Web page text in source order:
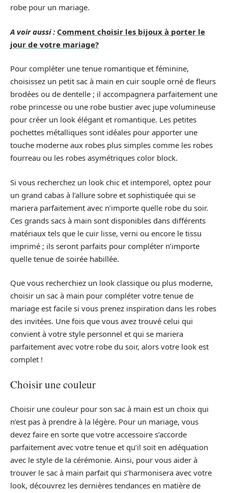
robe pour un mariage.
A voir aussi : Comment choisir les bijoux à porter le
jour de votre mariage?
Pour compléter une tenue romantique et féminine,
choisissez un petit sac à main en cuir souple orné de fleurs
brodées ou de dentelle ; il accompagnera parfaitement une
robe princesse ou une robe bustier avec jupe volumineuse
pour créer un look élégant et romantique. Les petites
pochettes métalliques sont idéales pour apporter une
touche moderne aux robes plus simples comme les robes
fourreau ou les robes asymétriques color block.
Si vous recherchez un look chic et intemporel, optez pour
un grand cabas à l’allure sobre et sophistiquée qui se
mariera parfaitement avec n’importe quelle robe du soir.
Ces grands sacs à main sont disponibles dans différents
matériaux tels que le cuir lisse, verni ou encore le tissu
imprimé ; ils seront parfaits pour compléter n’importe
quelle tenue de soirée habillée.
Que vous recherchiez un look classique ou plus moderne,
choisir un sac à main pour compléter votre tenue de
mariage est facile si vous prenez inspiration dans les robes
des invitées. Une fois que vous avez trouvé celui qui
convient à votre style personnel et qui se mariera
parfaitement avec votre robe du soir, alors votre look est
complet !
Choisir une couleur
Choisir une couleur pour son sac à main est un choix qui
n’est pas à prendre à la légère. Pour un mariage, vous
devez faire en sorte que votre accessoire s’accorde
parfaitement avec votre tenue et qu’il soit en adéquation
avec le style de la cérémonie. Ainsi, pour vous aider à
trouver le sac à main parfait qui s’harmonisera avec votre
look, découvrez les dernières tendances en matière de